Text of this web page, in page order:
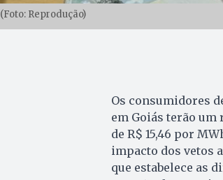
(Foto: Reprodução)
Os consumidores
em Goiás terão um
de R$ 15,46 por
impacto dos vetos
que estabelece as